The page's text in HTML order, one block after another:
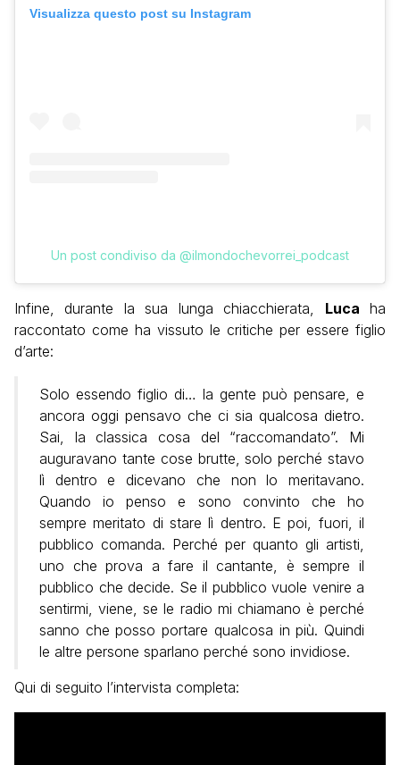
Visualizza questo post su Instagram
Un post condiviso da @ilmondochevorrei_podcast
Infine, durante la sua lunga chiacchierata, Luca ha
raccontato come ha vissuto le critiche per essere figlio
d’arte:
Solo essendo figlio di… la gente può pensare, e
ancora oggi pensavo che ci sia qualcosa dietro.
Sai, la classica cosa del “raccomandato”. Mi
auguravano tante cose brutte, solo perché stavo
lì dentro e dicevano che non lo meritavano.
Quando io penso e sono convinto che ho
sempre meritato di stare lì dentro. E poi, fuori, il
pubblico comanda. Perché per quanto gli artisti,
uno che prova a fare il cantante, è sempre il
pubblico che decide. Se il pubblico vuole venire a
sentirmi, viene, se le radio mi chiamano è perché
sanno che posso portare qualcosa in più. Quindi
le altre persone sparlano perché sono invidiose.
Qui di seguito l’intervista completa: